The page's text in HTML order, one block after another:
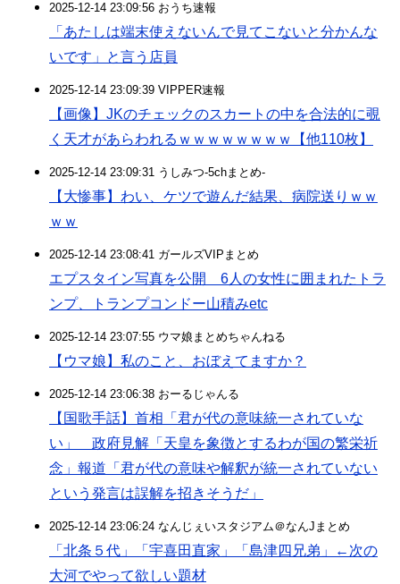
2025-12-14 23:09:56 おうち速報
「あたしは端末使えないんで見てこないと分かんな
いです」と言う店員
2025-12-14 23:09:39 VIPPER速報
【画像】JKのチェックのスカートの中を合法的に覗
く天才があらわれるｗｗｗｗｗｗｗｗ【他110枚】
2025-12-14 23:09:31 うしみつ-5chまとめ-
【大惨事】わい、ケツで遊んだ結果、病院送りｗｗ
ｗｗ
2025-12-14 23:08:41 ガールズVIPまとめ
エプスタイン写真を公開 6人の女性に囲まれたトラ
ンプ、トランプコンドー山積みetc
2025-12-14 23:07:55 ウマ娘まとめちゃんねる
【ウマ娘】私のこと、おぼえてますか？
2025-12-14 23:06:38 おーるじゃんる
【国歌手話】首相「君が代の意味統一されていな
い」 政府見解「天皇を象徴とするわが国の繁栄祈
念」報道「君が代の意味や解釈が統一されていない
という発言は誤解を招きそうだ」
2025-12-14 23:06:24 なんじぇいスタジアム＠なんJまとめ
「北条５代」「宇喜田直家」「島津四兄弟」←次の
大河でやって欲しい題材